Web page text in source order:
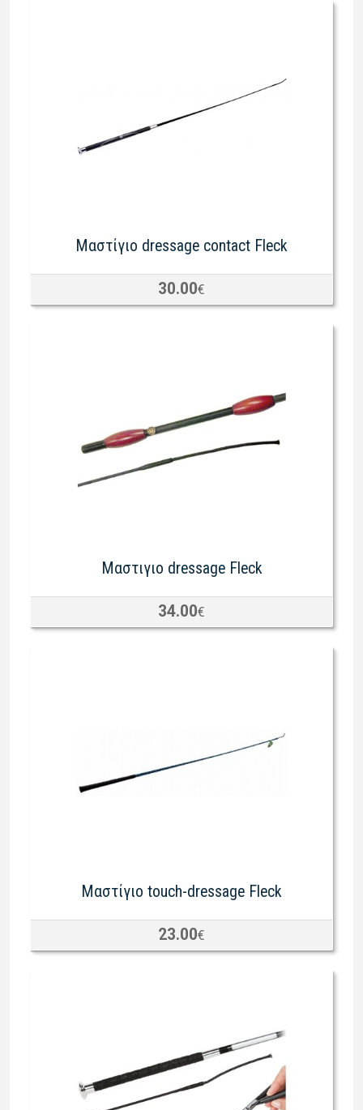
Μαστίγιο dressage contact Fleck
30.00€
Μαστιγιο dressage Fleck
34.00€
Mαστίγιο touch-dressage Fleck
23.00€